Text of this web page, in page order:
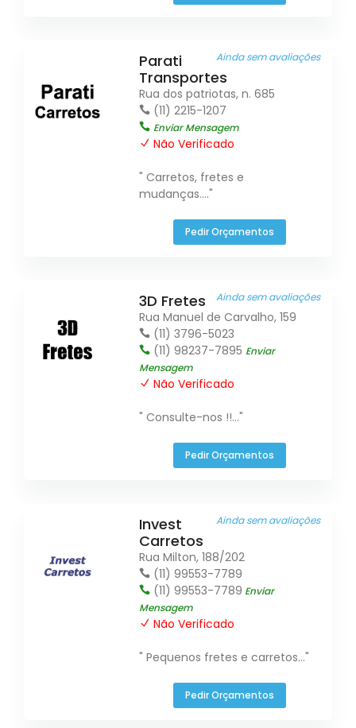
Ainda sem avaliações
Parati
Transportes
Rua dos patriotas, n. 685
(11) 2215-1207
Enviar Mensagem
Não Verificado
" Carretos, fretes e
mudanças...."
Pedir Orçamentos
Ainda sem avaliações
3D Fretes
Rua Manuel de Carvalho, 159
(11) 3796-5023
(11) 98237-7895 Enviar
Mensagem
Não Verificado
" Consulte-nos !!..."
Pedir Orçamentos
Ainda sem avaliações
Invest
Carretos
Rua Milton, 188/202
(11) 99553-7789
(11) 99553-7789 Enviar
Mensagem
Não Verificado
" Pequenos fretes e carretos..."
Pedir Orçamentos